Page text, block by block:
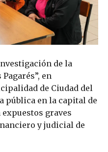
de la
en
de Ciudad del
pública en la capital de
graves
y judicial de